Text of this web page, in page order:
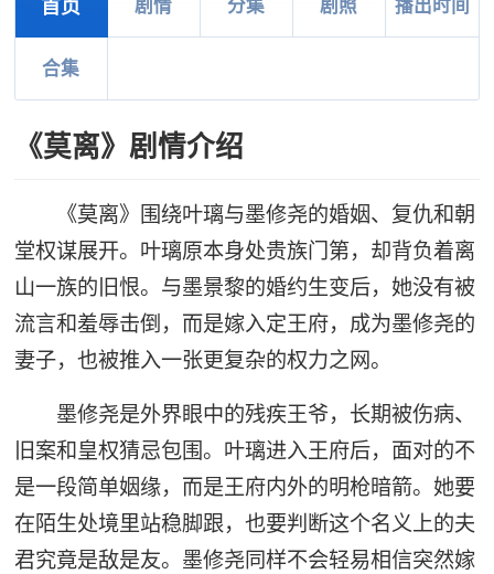
首页 剧情 分集 剧照 播出时间
合集
《莫离》剧情介绍
《莫离》围绕叶璃与墨修尧的婚姻、复仇和朝
堂权谋展开。叶璃原本身处贵族门第，却背负着离
山一族的旧恨。与墨景黎的婚约生变后，她没有被
流言和羞辱击倒，而是嫁入定王府，成为墨修尧的
妻子，也被推入一张更复杂的权力之网。
墨修尧是外界眼中的残疾王爷，长期被伤病、
旧案和皇权猜忌包围。叶璃进入王府后，面对的不
是一段简单姻缘，而是王府内外的明枪暗箭。她要
在陌生处境里站稳脚跟，也要判断这个名义上的夫
君究竟是敌是友。墨修尧同样不会轻易相信突然嫁